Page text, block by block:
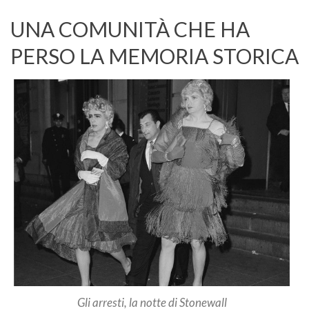
UNA COMUNITÀ CHE HA
PERSO LA MEMORIA STORICA
Gli arresti, la notte di Stonewall